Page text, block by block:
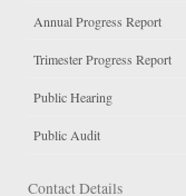
Annual Progress Report
Trimester Progress Report
Public Hearing
Public Audit
Contact Details